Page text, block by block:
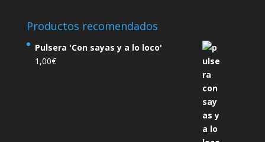
Productos recomendados
Pulsera 'Con sayas y a lo loco'
1,00€